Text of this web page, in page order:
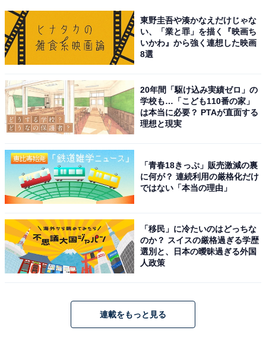
東野圭吾や湊かなえだけじゃな
い、「業と罪」を描く『映画ち
いかわ』から強く連想した映画
8選
20年間「駆け込み実績ゼロ」の
学校も…「こども110番の家」
は本当に必要？ PTAが直面する
理想と現実
「青春18きっぷ」販売激減の裏
に何が？ 連続利用の厳格化だけ
ではない「本当の理由」
「移民」に冷たいのはどっちな
のか？ スイスの厳格過ぎる学歴
選別と、日本の曖昧過ぎる外国
人政策
連載をもっと見る